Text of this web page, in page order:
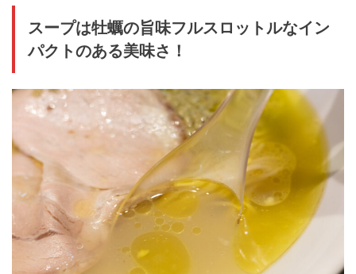
スープは牡蠣の旨味フルスロットルなイン
パクトのある美味さ！